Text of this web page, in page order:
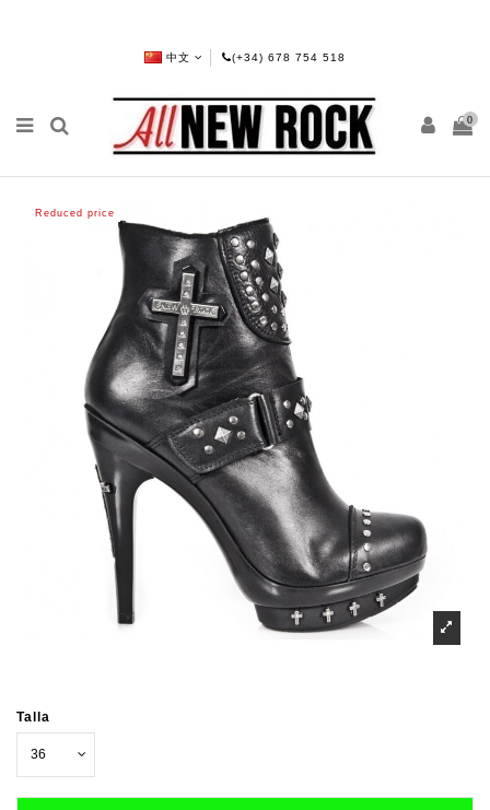
中文 (+34) 678 754 518
0
Reduced price
Talla